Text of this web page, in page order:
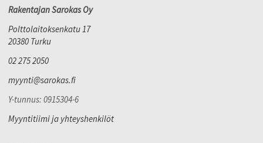
Rakentajan Sarokas Oy
Polttolaitoksenkatu 17
20380 Turku
02 275 2050
myynti@sarokas.fi
Y-tunnus: 0915304-6
Myyntitiimi ja yhteyshenkilöt